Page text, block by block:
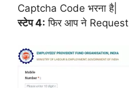
Captcha Code भरना है|
स्टेप 4: फिर आप ने Request